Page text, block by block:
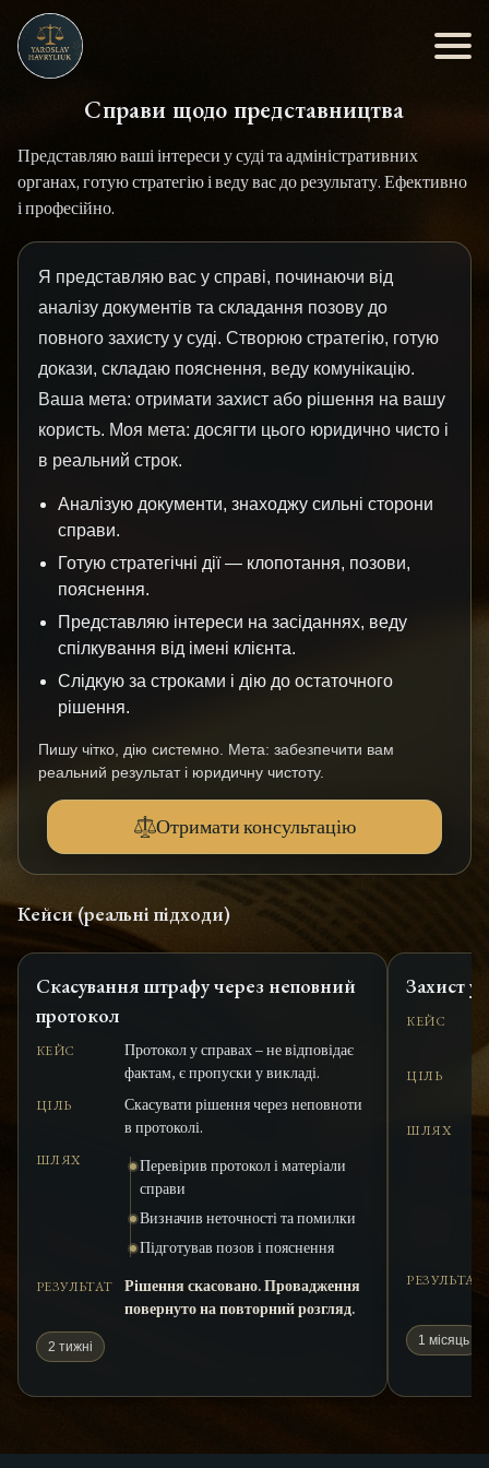
Справи щодо представництва
Представляю ваші інтереси у суді та адміністративних
органах, готую стратегію і веду вас до результату. Ефективно
і професійно.
Я представляю вас у справі, починаючи від
аналізу документів та складання позову до
повного захисту у суді. Створюю стратегію, готую
докази, складаю пояснення, веду комунікацію.
Ваша мета: отримати захист або рішення на вашу
користь. Моя мета: досягти цього юридично чисто і
в реальний строк.
Аналізую документи, знаходжу сильні сторони
справи.
Готую стратегічні дії — клопотання, позови,
пояснення.
Представляю інтереси на засіданнях, веду
спілкування від імені клієнта.
Слідкую за строками і дію до остаточного
рішення.
Пишу чітко, дію системно. Мета: забезпечити вам
реальний результат і юридичну чистоту.
Отримати консультацію
Кейси (реальні підходи)
Скасування штрафу через неповний
протокол
КЕЙС
Протокол у справах – не відповідає
фактам, є пропуски у викладі.
ЦІЛЬ
Скасувати рішення через неповноти
в протоколі.
ШЛЯХ
Перевірив протокол і матеріали
справи
Визначив неточності та помилки
Підготував позов і пояснення
РЕЗУЛЬТАТ
Рішення скасовано. Провадження
повернуто на повторний розгляд.
2 тижні
Захист у
КЕЙС
ЦІЛЬ
ШЛЯХ
РЕЗУЛЬТАТ
1 місяць